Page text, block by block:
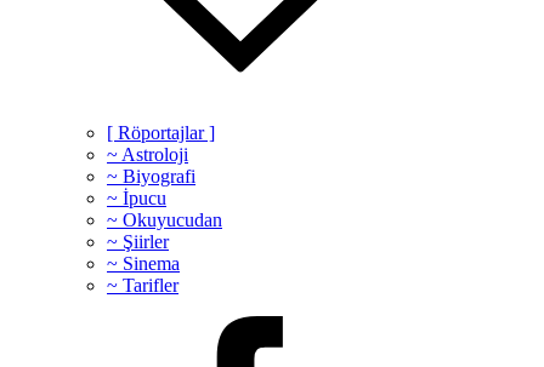
[ Röportajlar ]
~ Astroloji
~ Biyografi
~ İpucu
~ Okuyucudan
~ Şiirler
~ Sinema
~ Tarifler